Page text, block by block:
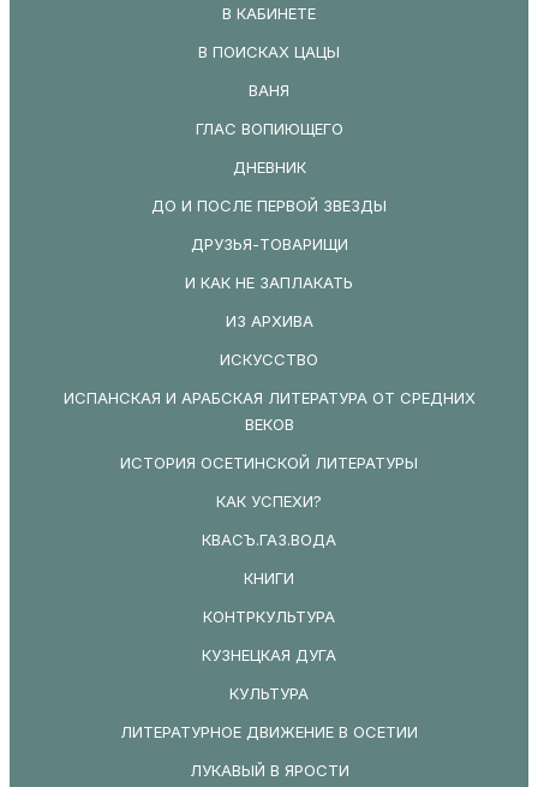
В КАБИНЕТЕ
В ПОИСКАХ ЦАЦЫ
ВАНЯ
ГЛАС ВОПИЮЩЕГО
ДНЕВНИК
ДО И ПОСЛЕ ПЕРВОЙ ЗВЕЗДЫ
ДРУЗЬЯ-ТОВАРИЩИ
И КАК НЕ ЗАПЛАКАТЬ
ИЗ АРХИВА
ИСКУССТВО
ИСПАНСКАЯ И АРАБСКАЯ ЛИТЕРАТУРА ОТ СРЕДНИХ
ВЕКОВ
ИСТОРИЯ ОСЕТИНСКОЙ ЛИТЕРАТУРЫ
КАК УСПЕХИ?
КВАСЪ.ГАЗ.ВОДА
КНИГИ
КОНТРКУЛЬТУРА
КУЗНЕЦКАЯ ДУГА
КУЛЬТУРА
ЛИТЕРАТУРНОЕ ДВИЖЕНИЕ В ОСЕТИИ
ЛУКАВЫЙ В ЯРОСТИ